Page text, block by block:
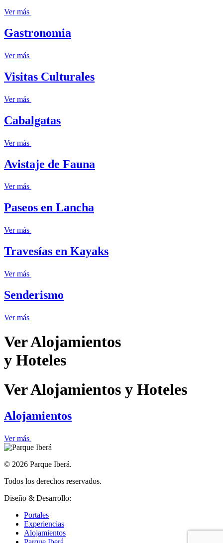
Ver más
Gastronomia
Ver más
Visitas Culturales
Ver más
Cabalgatas
Ver más
Avistaje de Fauna
Ver más
Paseos en Lancha
Ver más
Travesías en Kayaks
Ver más
Senderismo
Ver más
VerAlojamientos
y Hoteles
VerAlojamientos y Hoteles
Alojamientos
Ver más
© 2026 Parque Iberá.
Todos los derechos reservados.
Diseño & Desarrollo:
Portales
Experiencias
Alojamientos